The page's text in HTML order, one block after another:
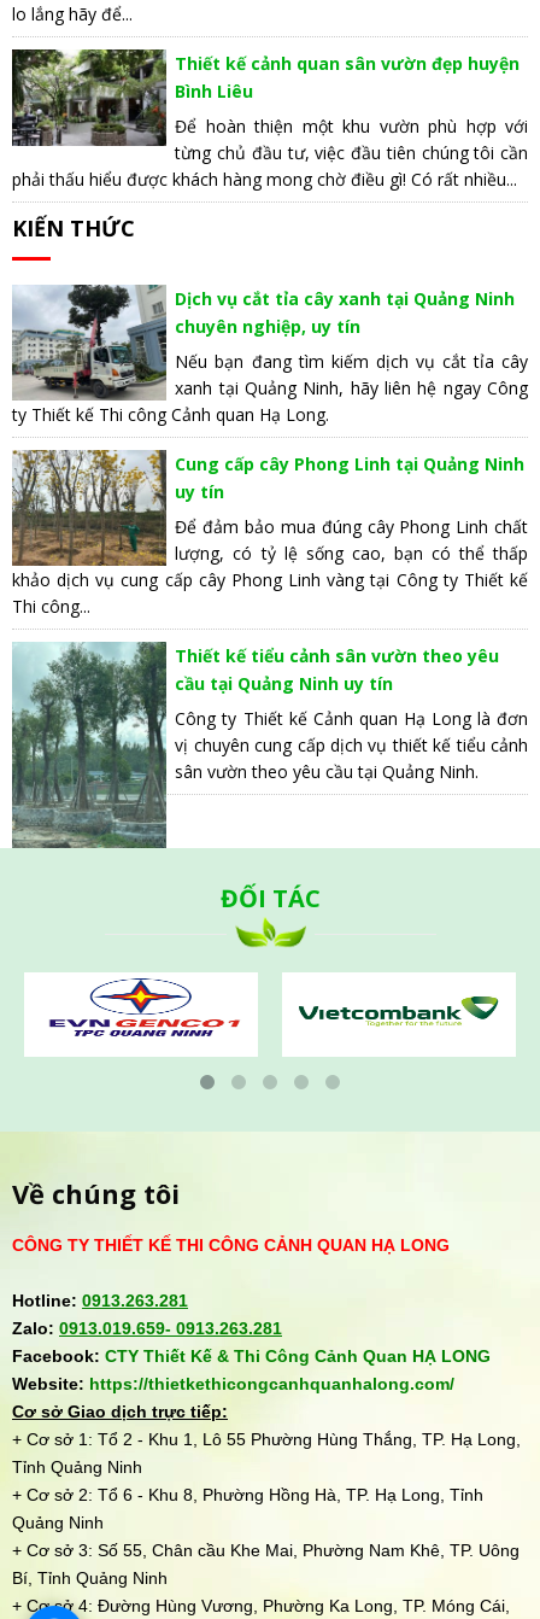
lo lắng hãy để...
Thiết kế cảnh quan sân vườn đẹp huyện
Bình Liêu
Để hoàn thiện một khu vườn phù hợp với
từng chủ đầu tư, việc đầu tiên chúng tôi cần
phải thấu hiểu được khách hàng mong chờ điều gì! Có rất nhiều...
KIẾN THỨC
Dịch vụ cắt tỉa cây xanh tại Quảng Ninh
chuyên nghiệp, uy tín
Nếu bạn đang tìm kiếm dịch vụ cắt tỉa cây
xanh tại Quảng Ninh, hãy liên hệ ngay Công
ty Thiết kế Thi công Cảnh quan Hạ Long.
Cung cấp cây Phong Linh tại Quảng Ninh
uy tín
Để đảm bảo mua đúng cây Phong Linh chất
lượng, có tỷ lệ sống cao, bạn có thể thấp
khảo dịch vụ cung cấp cây Phong Linh vàng tại Công ty Thiết kế
Thi công...
Thiết kế tiểu cảnh sân vườn theo yêu
cầu tại Quảng Ninh uy tín
Công ty Thiết kế Cảnh quan Hạ Long là đơn
vị chuyên cung cấp dịch vụ thiết kế tiểu cảnh
sân vườn theo yêu cầu tại Quảng Ninh.
ĐỐI TÁC
Về chúng tôi
CÔNG TY THIẾT KẾ THI CÔNG CẢNH QUAN HẠ LONG
Hotline: 0913.263.281
Zalo: 0913.019.659- 0913.263.281
Facebook: CTY Thiết Kế & Thi Công Cảnh Quan HẠ LONG
Website: https://thietkethicongcanhquanhalong.com/
Cơ sở Giao dịch trực tiếp:
+ Cơ sở 1: Tổ 2 - Khu 1, Lô 55 Phường Hùng Thắng, TP. Hạ Long,
Tỉnh Quảng Ninh
+ Cơ sở 2: Tổ 6 - Khu 8, Phường Hồng Hà, TP. Hạ Long, Tỉnh
Quảng Ninh
+ Cơ sở 3: Số 55, Chân cầu Khe Mai, Phường Nam Khê, TP. Uông
Bí, Tỉnh Quảng Ninh
+ Cơ sở 4: Đường Hùng Vương, Phường Ka Long, TP. Móng Cái,